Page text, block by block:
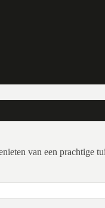
van een prachtige